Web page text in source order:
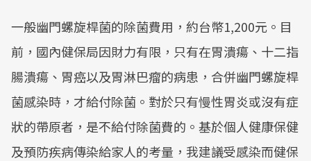
一般幽門螺旋桿菌的除菌費用，約台幣1,200元。目
前，國內健保局因財力有限，只有在胃潰瘍、十二指
腸潰瘍、胃癌以及胃淋巴瘤的病患，合併幽門螺旋桿
菌感染時，才給付除菌。對於只有慢性胃炎或沒有症
狀的帶原者，是不給付除菌費的。基於個人健康保健
及預防疾病傳染給家人的考量，我建議受感染而健保